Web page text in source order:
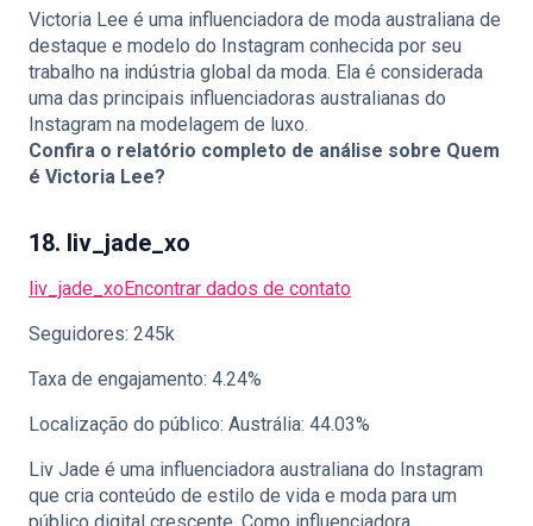
Victoria Lee é uma influenciadora de moda australiana de
destaque e modelo do Instagram conhecida por seu
trabalho na indústria global da moda. Ela é considerada
uma das principais influenciadoras australianas do
Instagram na modelagem de luxo.
Confira o relatório completo de análise sobre Quem
é Victoria Lee?
18. liv_jade_xo
liv_jade_xoEncontrar dados de contato
Seguidores: 245k
Taxa de engajamento: 4.24%
Localização do público: Austrália: 44.03%
Liv Jade é uma influenciadora australiana do Instagram
que cria conteúdo de estilo de vida e moda para um